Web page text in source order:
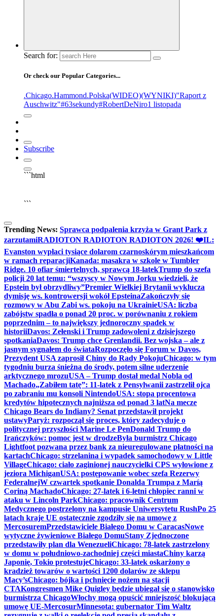
Search for:
Or check our Popular Categories...
.Chicago.Hammond.Polska(WIDEO)(WYNIKI)"Raport z
Auschwitz"#63sekundy#RobertDeNiro1 listopada
Subscribe
```html
```
Trending News: Sprawca podpalenia krzyża w Grant Park z
zarzutamiRADIOTON RADIOTON RADIOTON 2026! ❤️IL:
Evanston wypłaci tysiące dolarom czarnoskórym mieszkańcom
w ramach reparacjiKanada: masakra w szkole w Tumbler
Ridge. 10 ofiar śmiertelnych, sprawcą 18-latekTrump do szefa
policji 20 lat temu: “wszyscy w Nowym Jorku wiedzieli, że
Epstein był obrzydliwy”Premier Wielkiej Brytanii wyklucza
dymisję ws. kontrowersji wokół EpsteinaZakończyły się
rozmowy w Abu Zabi ws. pokoju na UkrainieUSA: liczba
zabójstw spadła o ponad 20 proc. w porównaniu z rokiem
poprzednim – to największy jednoroczny spadek w
historiiDavos: Zełenski i Trump zadowoleni z dzisiejszego
spotkaniaDavos: Trump chce Grenlandii. Bez wojska – ale z
jasnym sygnałem do świataRozpoczęło się Forum w Davos,
Prezydent USA zaprosił Chiny do Rady PokojuChicago: w tym
tygodniu burza śnieżna do środy, potem silne uderzenie
arktycznego mrozuUSA – Trump dostał medal Nobla od
Machado„Zabiłem tatę”: 11-latek z Pensylwanii zastrzelił ojca
po zabraniu mu konsoli NintendoUSA: stopa procentowa
kredytów hipotecznych najniższa od ponad 3 latNa mecze
Chicago Bears do Indiany? Senat przedstawił projekt
ustawyParyż: rozpoczął się proces, który zadecyduje o
politycznej przyszłości Marine Le PenDonald Trump do
Irańczyków: pomoc jest w drodzeByła burmistrz Chicago
Lightfoot pozwana przez bank za nieuregulowane płatności na
kartachChicago: strzelanina i wypadek samochodowy w Little
VillageChicago: ciało zaginionej nauczycielki CPS wyłowione z
jeziora MichiganUSA: postępowanie wobec szefa Rezerwy
FederalnejW czwartek spotkanie Donalda Trumpa z Maríą
Coriną MachadoChicago: 27-latek i 6-letni chłopiec ranni w
ataku w Lincoln ParkChicago: pracownik Centrum
Medycznego postrzelony na kampusie Uniwersytetu RushPo 25
latach kraje UE ostatecznie zgodziły się na umowę z
MercosuremPrzedstawiciele Białego Domu w CaracasNowe
wytyczne żywieniowe Białego DomuStany Zjednoczone
przedstawiły plan dla WenezueliChicago: 78-latek zastrzelony
w domu w południowo-zachodniej części miastaChiny karzą
Japonię, Tokio protestujeChicago: 33-latek oskarżony o
kradzież towarów o wartości 1200 dolarów ze sklepu
Macy’sChicago: bójka i pchnięcie nożem na stacji
CTAKongresmen Mike Quigley będzie ubiegał się o stanowisko
burmistrza ChicagoWłochy mogą opuścić mniejszość blokującą
umowę UE-MercosurMinnesota: gubernator Tim Waltz